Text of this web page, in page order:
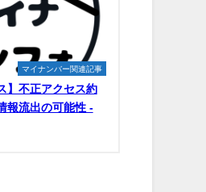
マイナンバー関連記事
】不正アクセス約
報流出の可能性 -